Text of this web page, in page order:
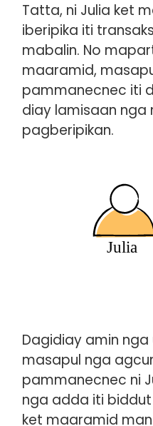
Tatta, ni Julia ket
iberipika iti
mabalin. No
maaramid,
pammanecnec iti
diay lamisaan nga
pagberipikan.
Dagidiay amin
masapul nga
pammanecnec ni
nga adda iti
ket maaramid